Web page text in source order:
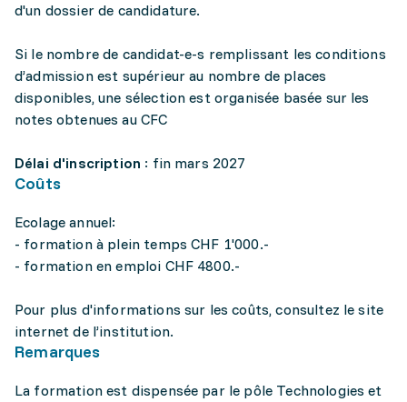
d'un dossier de candidature.
Si le nombre de candidat-e-s remplissant les conditions
d’admission est supérieur au nombre de places
disponibles, une sélection est organisée basée sur les
notes obtenues au CFC
Délai d'inscription : fin mars 2027
Coûts
Ecolage annuel:
- formation à plein temps CHF 1'000.-
- formation en emploi CHF 4800.-
Pour plus d'informations sur les coûts, consultez le site
internet de l’institution.
Remarques
La formation est dispensée par le pôle Technologies et